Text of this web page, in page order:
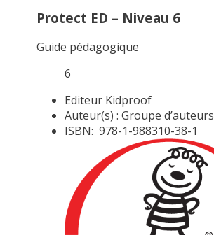
Protect ED – Niveau 6
Guide pédagogique
6
Editeur Kidproof
Auteur(s) : Groupe d’auteurs
ISBN: 978-1-988310-38-1